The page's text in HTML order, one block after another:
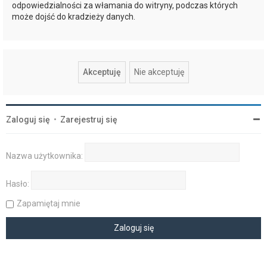
odpowiedzialności za włamania do witryny, podczas których
może dojść do kradzieży danych.
Zaloguj się • Zarejestruj się
Nazwa użytkownika:
Hasło:
Zapamiętaj mnie